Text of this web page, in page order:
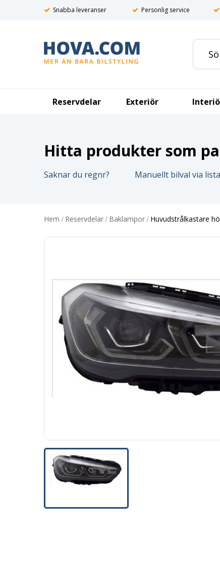
Snabba leveranser Personlig service
Reservdelar Exteriör
Hitta produkter som
Saknar du regnr? Manuellt bilval via lista
Hem / Reservdelar/ Baklampor/ Huvudstrålkastare